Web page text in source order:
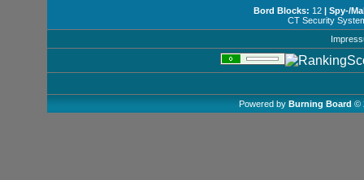
Bord Blocks: 12 | Spy-/
CT Security
Powered by Burning Board ©